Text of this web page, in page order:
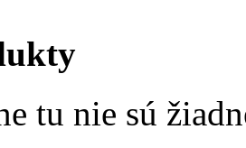
tu nie sú